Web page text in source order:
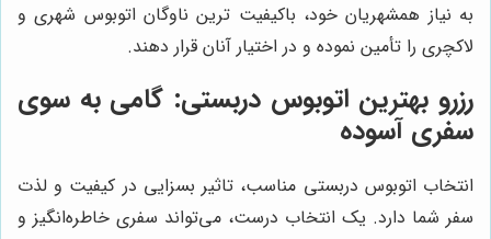
به نیاز همشهریان خود، باکیفیت ترین ناوگان اتوبوس شهری و
لاکچری را تأمین نموده و در اختیار آنان قرار دهند.
رزرو بهترین اتوبوس دربستی: گامی به سوی
سفری آسوده
انتخاب اتوبوس دربستی مناسب، تاثیر بسزایی در کیفیت و لذت
سفر شما دارد. یک انتخاب درست، می‌تواند سفری خاطره‌انگیز و